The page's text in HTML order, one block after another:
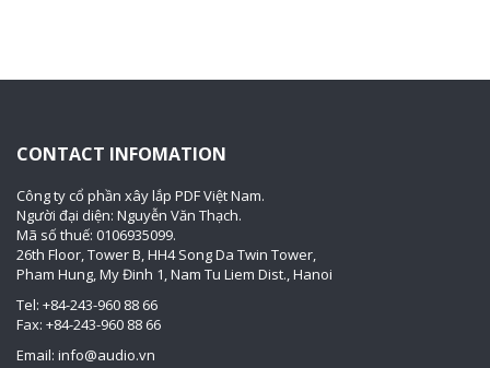
CONTACT INFOMATION
Công ty cổ phần xây lắp PDF Việt Nam.
Người đại diện: Nguyễn Văn Thạch.
Mã số thuế: 0106935099.
26th Floor, Tower B, HH4 Song Da Twin Tower,
Pham Hung, My Đinh 1, Nam Tu Liem Dist., Hanoi
Tel: +84-243-960 88 66
Fax: +84-243-960 88 66
Email: info@audio.vn